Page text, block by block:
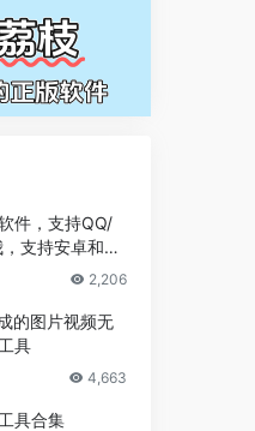
件，支持QQ/
支持安卓和Wi
2,206
的图片视频无
具
4,663
具合集